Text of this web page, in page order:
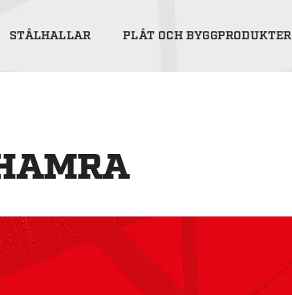
STÅLHALLAR PLÅT OCH BYGGPRODUKTER